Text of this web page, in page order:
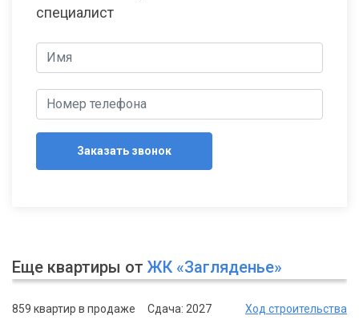
специалист
Заказать звонок
Еще квартиры от ЖК «Загляденье»
859 квартир в продаже Сдача: 2027 Ход строительства